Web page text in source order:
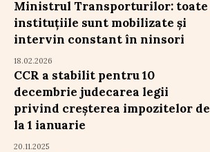
Ministrul Transporturilor: toate
instituțiile sunt mobilizate și
intervin constant în ninsori
18.02.2026
CCR a stabilit pentru 10
decembrie judecarea legii
privind creșterea impozitelor de
la 1 ianuarie
20.11.2025